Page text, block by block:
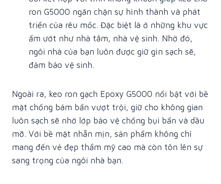
ron G5000 ngăn chặn sự hình thành và phát
triển của rêu mốc. Đặc biệt là ở những khu vực
ẩm ướt như nhà tắm, nhà vệ sinh. Nhờ đó,
ngôi nhà của bạn luôn được giữ gìn sạch sẽ,
đảm bảo vệ sinh.
Ngoài ra, keo ron gạch Epoxy G5000 nổi bật với bề
mặt chống bám bẩn vượt trội, giữ cho không gian
luôn sạch sẽ nhờ lớp bảo vệ chống bụi bẩn và dầu
mỡ. Với bề mặt nhẵn mịn, sản phẩm không chỉ
mang đến vẻ đẹp thẩm mỹ cao mà còn tôn lên sự
sang trọng của ngôi nhà bạn.